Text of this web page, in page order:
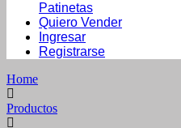
Patinetas
Quiero Vender
Ingresar
Registrarse
Home
Productos